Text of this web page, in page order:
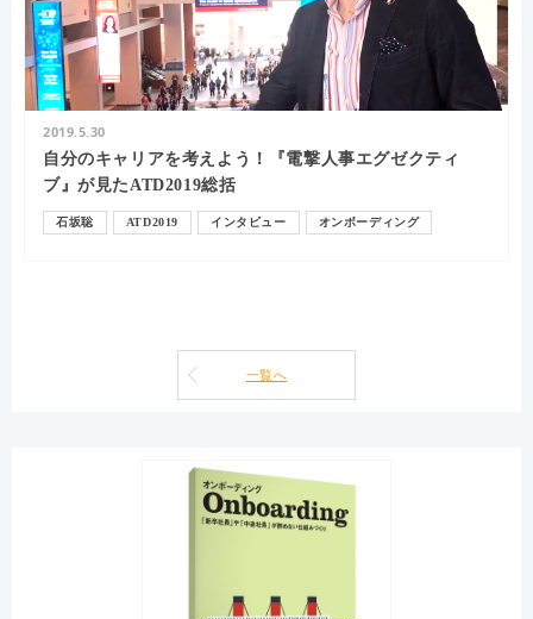
2019.5.30
自分のキャリアを考えよう！『電撃人事エグゼクティ
ブ』が見たATD2019総括
石坂聡 ATD2019 インタビュー オンボーディング
一覧へ